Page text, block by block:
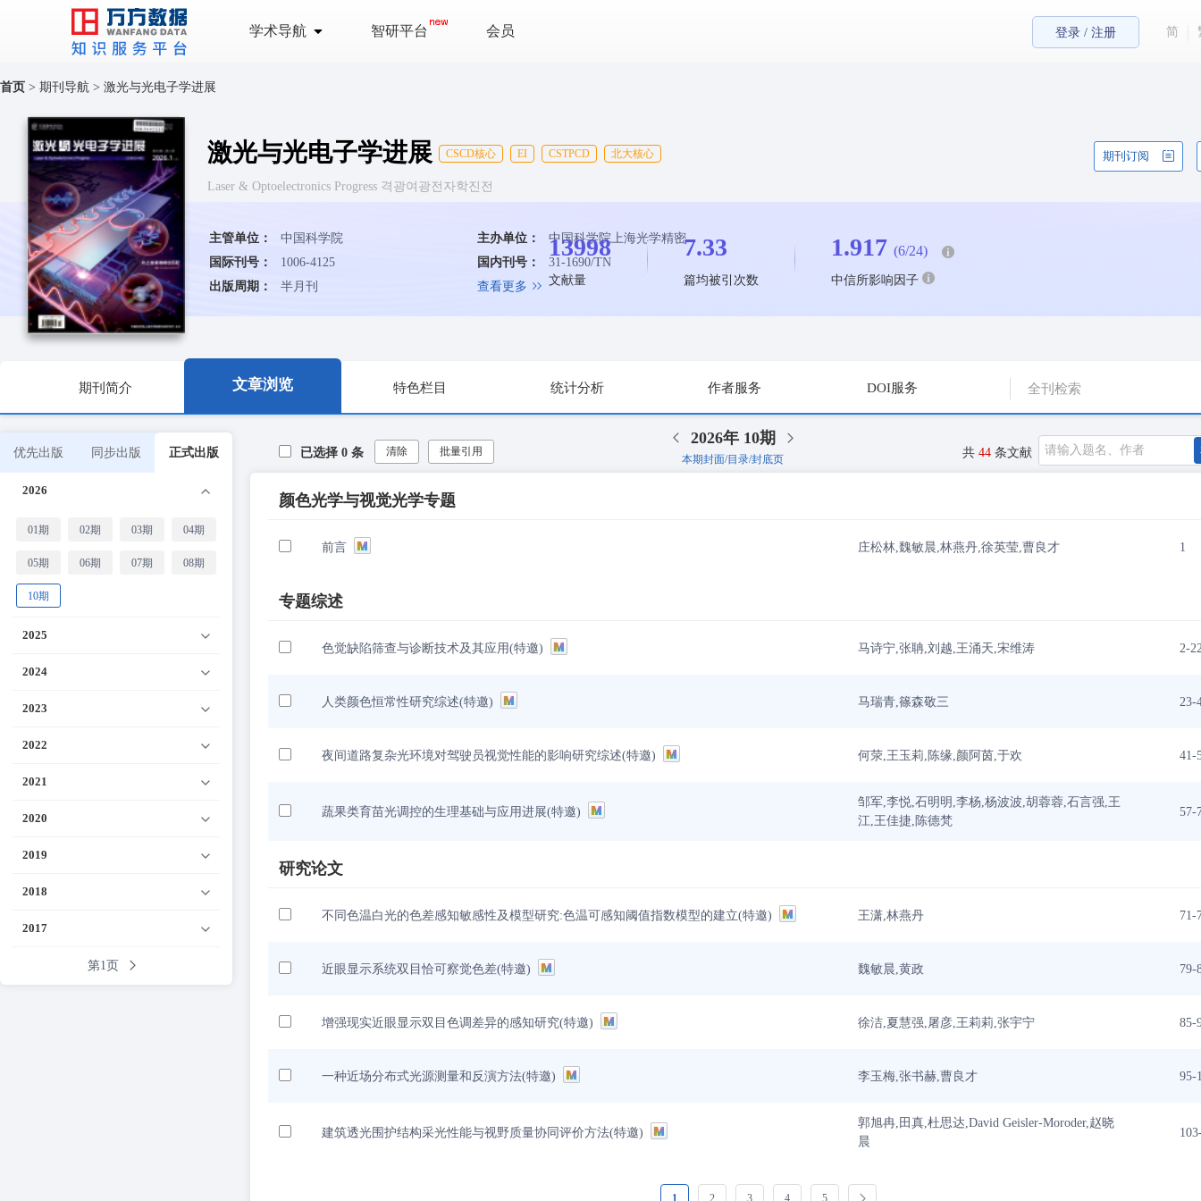
学术导航 智研平台 会员 登录 / 注册 简
首页 > 期刊导航 > 激光与光电子学进展
激光与光电子学进展 CSCD核心 EI CSTPCD 北大核心 期刊订阅
Laser & Optoelectronics Progress 격광여광전자학진전
主管单位： 中国科学院 主办单位：
中国科学院上海光学精密...
国际刊号：
1006-4125 国内刊号：
31-1690/TN
出版周期：
半月刊 查看更多
13998
文献量
7.33
篇均被引次数
1.917 (6/24)
中信所影响因子
期刊简介 文章浏览 特色栏目 统计分析 作者服务 DOI服务
优先出版 同步出版 正式出版
2026
01期 02期 03期 04期
05期 06期 07期 08期
10期
2025
2024
2023
2022
2021
2020
2019
2018
2017
第1页
已选择 0 条 清除 批量引用
2026年 10期
本期封面/目录/封底页 共 44 条文献
颜色光学与视觉光学专题
前言 庄松林,魏敏晨,林燕丹,徐英莹,曹良才 1
专题综述
色觉缺陷筛查与诊断技术及其应用(特邀) 马诗宁,张聃,刘越,王涌天,宋维涛 2-
人类颜色恒常性研究综述(特邀) 马瑞青,篠森敬三 23-
夜间道路复杂光环境对驾驶员视觉性能的影响研究综述(特邀) 何荥,王玉莉,陈缘,颜阿茵,于欢 41-
蔬果类育苗光调控的生理基础与应用进展(特邀)
邹军,李悦,石明明,李杨,杨波波,胡蓉蓉,石言强,王
江,王佳捷,陈德梵
57-
研究论文
不同色温白光的色差感知敏感性及模型研究:色温可感知阈值指数模型的建立(特邀) 王潇,林燕丹 71-
近眼显示系统双目恰可察觉色差(特邀) 魏敏晨,黄政 79-
增强现实近眼显示双目色调差异的感知研究(特邀) 徐洁,夏慧强,屠彦,王莉莉,张宇宁 85-
一种近场分布式光源测量和反演方法(特邀) 李玉梅,张书赫,曹良才 95-
建筑透光围护结构采光性能与视野质量协同评价方法(特邀)
郭旭冉,田真,杜思达,David Geisler-Moroder,赵晓
晨
1 2 3 4 5